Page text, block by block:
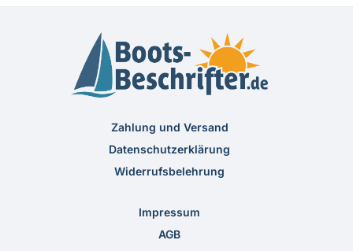
Zahlung und Versand
Datenschutzerklärung
Widerrufsbelehrung
Impressum
AGB